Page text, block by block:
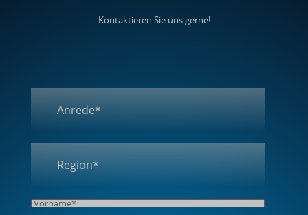
Kontaktieren Sie uns gerne!